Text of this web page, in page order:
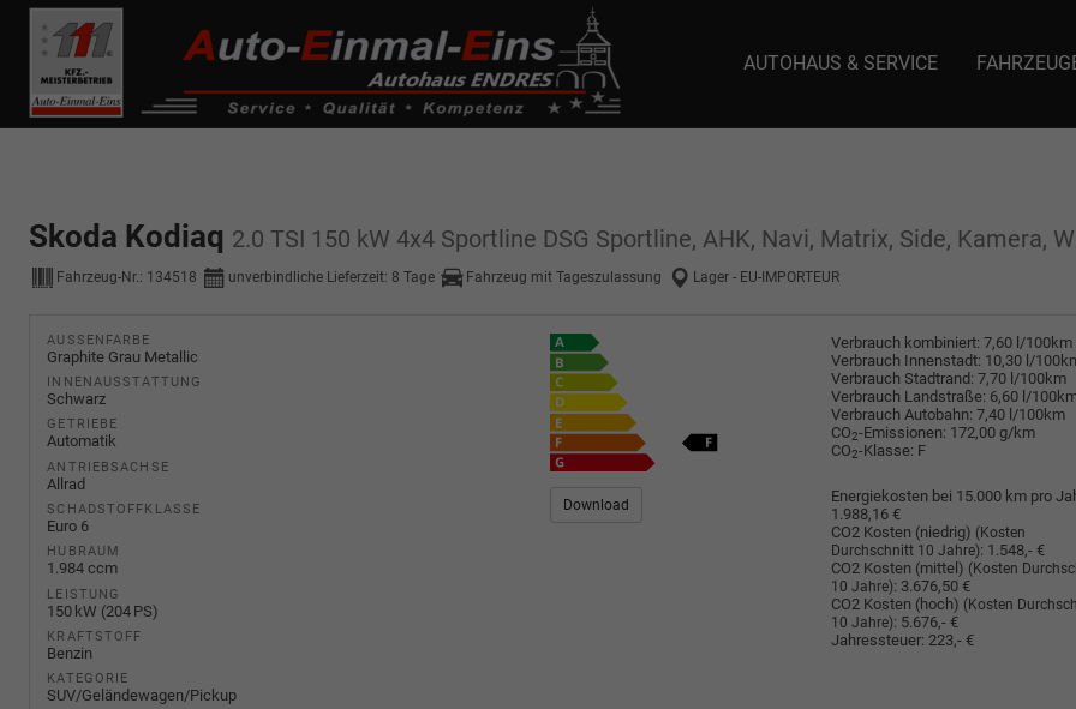
------------ Host Name : selector1._domainkey Points to address or value: selector1-aee-de0k._domainkey.autoeinmaleins.onmicrosoft.com Host
de0k._domainkey.autoeinmaleins.onmicrosoft.com
AUTOHAUS & SERVICE
Skoda Kodiaq 2.0 TSI 150 kW 4x4 Sportline DSG Sportline, AHK, Navi, Matrix, Side, Kamera,
Fahrzeug-Nr.: 134518 unverbindliche Lieferzeit: 8 Tage Fahrzeug mit Tageszulassung Lager - EU-IMPORTEUR
AUSSENFARBE
Graphite Grau Metallic
INNENAUSSTATTUNG
Schwarz
GETRIEBE
Automatik
ANTRIEBSACHSE
Allrad
SCHADSTOFFKLASSE
Euro 6
HUBRAUM
1.984 ccm
LEISTUNG
150 kW (204 PS)
KRAFTSTOFF
Benzin
KATEGORIE
SUV/Geländewagen/Pickup
Verbrauch kombiniert: 7,60 l/100km
Verbrauch Innenstadt: 10,30 l/
Verbrauch Stadtrand: 7,70 l/100km
Verbrauch Landstraße: 6,60 l/
Verbrauch Autobahn: 7,40 l/100km
CO2-Emissionen: 172,00 g/km
CO2-Klasse: F
Download
Energiekosten bei 15.000 km pro
1.988,16 €
CO2 Kosten (niedrig) (Kosten
Durchschnitt 10 Jahre): 1.548,- €
CO2 Kosten (mittel) (Kosten
10 Jahre): 3.676,50 €
CO2 Kosten (hoch) (Kosten
10 Jahre): 5.676,- €
Jahressteuer: 223,- €